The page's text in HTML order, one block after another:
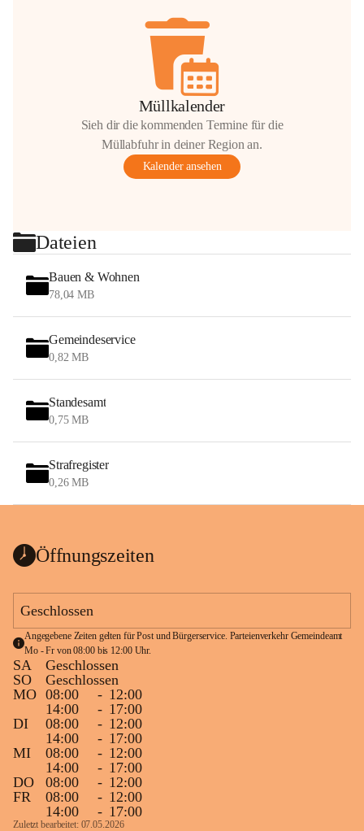
Müllkalender
Sieh dir die kommenden Termine für die
Müllabfuhr in deiner Region an.
Kalender ansehen
Dateien
Bauen & Wohnen
78,04 MB
Gemeindeservice
0,82 MB
Standesamt
0,75 MB
Strafregister
0,26 MB
Öffnungszeiten
Geschlossen
Angegebene Zeiten gelten für Post und Bürgerservice. Parteienverkehr Gemeindeamt
Mo - Fr von 08:00 bis 12:00 Uhr.
SA
Geschlossen
SO
Geschlossen
MO 08:00 - 12:00
14:00
- 17:00
DI
08:00 - 12:00
14:00
- 17:00
MI
08:00 - 12:00
14:00
- 17:00
DO
08:00 - 12:00
FR
08:00 - 12:00
14:00
- 17:00
Zuletzt bearbeitet: 07.05.2026